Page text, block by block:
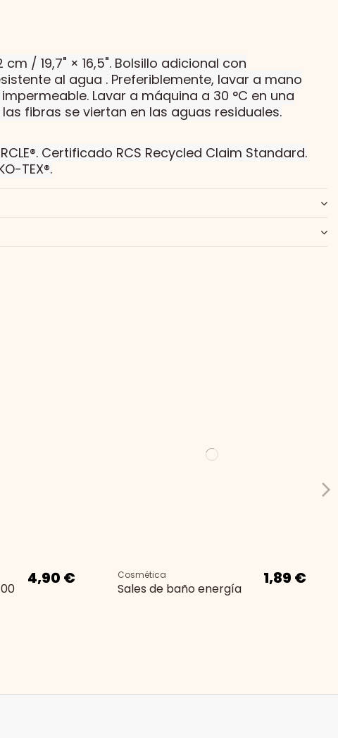
/ 19,7" × 16,5". Bolsillo adicional con
al agua . Preferiblemente, lavar a mano
Lavar a máquina a 30 °C en una
fibras se viertan en las aguas residuales.
Certificado RCS Recycled Claim Standard.
TEX®.
4,90 € Cosmética
Sales de baño energía
1,89 €